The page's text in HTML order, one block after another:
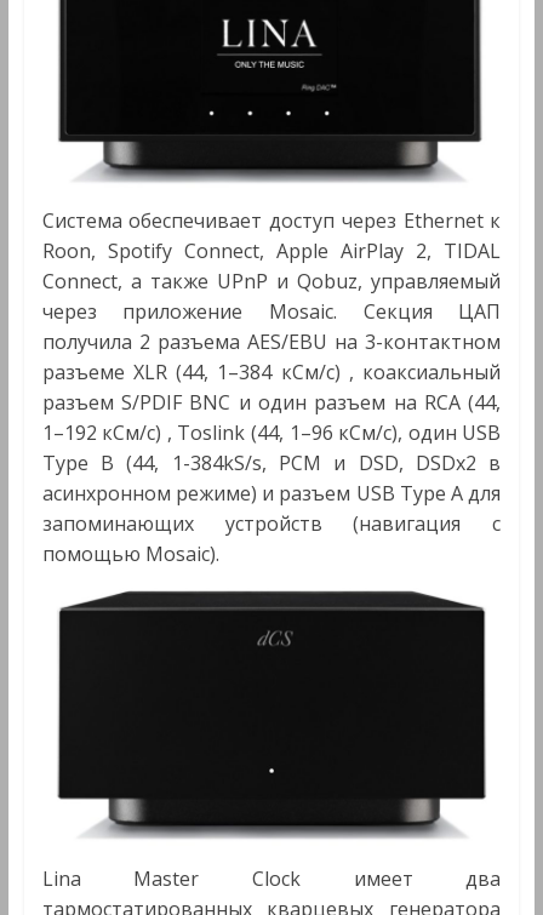
Система обеспечивает доступ через Ethernet к
Roon, Spotify Connect, Apple AirPlay 2, TIDAL
Connect, а также UPnP и Qobuz, управляемый
через приложение Mosaic. Секция ЦАП
получила 2 разъема AES/EBU на 3-контактном
разъеме XLR (44, 1–384 кСм/с) , коаксиальный
разъем S/PDIF BNC и один разъем на RCA (44,
1–192 кСм/с) , Toslink (44, 1–96 кСм/с), один USB
Type B (44, 1-384kS/s, PCM и DSD, DSDx2 в
асинхронном режиме) и разъем USB Type A для
запоминающих устройств (навигация с
помощью Mosaic).
Lina Master Clock имеет два
тармостатированных кварцевых генератора